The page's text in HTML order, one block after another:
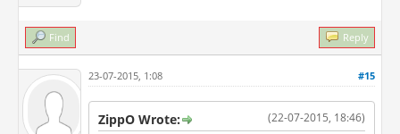
Find Reply
#15
23-07-2015, 1:08
(22-07-2015, 18:46)
ZippO Wrote: